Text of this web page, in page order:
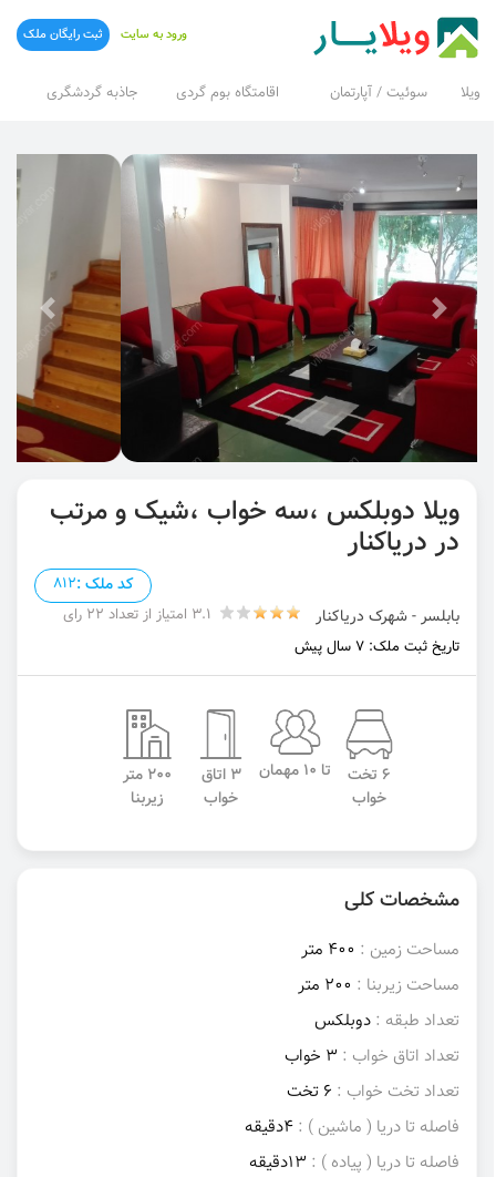
ویلا سوئیت / آپارتمان اقامتگاه بوم گردی جاذبه گردشگری
ورود به سایت ثبت رایگان ملک
ویلا دوبلکس ،سه خواب ،شیک و مرتب
در دریاکنار
کد ملک :812
بابلسر - شهرک دریاکنار
3.1 امتیاز از تعداد 22 رای
تاریخ ثبت ملک: 7 سال پیش
6 تخت
خواب
تا 10 مهمان
3 اتاق
خواب
200 متر
زیربنا
مشخصات کلی
مساحت زمین : 400 متر
مساحت زیربنا : 200 متر
تعداد طبقه : دوبلکس
تعداد اتاق خواب : 3 خواب
تعداد تخت خواب : 6 تخت
فاصله تا دریا ( ماشین ) : 4دقیقه
فاصله تا دریا ( پیاده ) : 13دقیقه